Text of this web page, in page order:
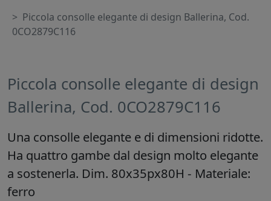
Piccola consolle elegante di design Ballerina, Cod.
0CO2879C116
Piccola consolle elegante di design
Ballerina, Cod. 0CO2879C116
Una consolle elegante e di dimensioni ridotte.
Ha quattro gambe dal design molto elegante
a sostenerla. Dim. 80x35px80H - Materiale:
ferro